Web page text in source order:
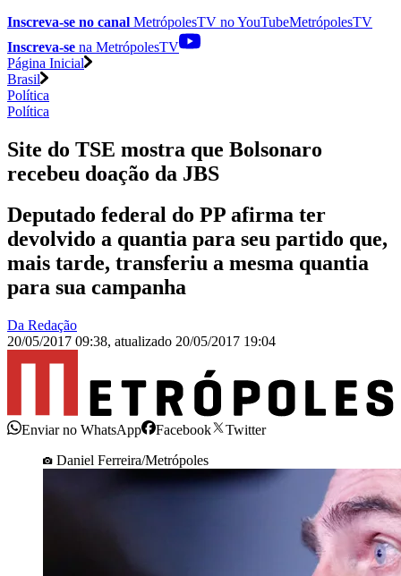
Inscreva-se no canal MetrópolesTV noYouTubeMetrópolesTV
Inscreva-se na MetrópolesTV
Página Inicial
Brasil
Política
Política
Site do TSE mostra que Bolsonaro
recebeu doação da JBS
Deputado federal do PP afirma ter
devolvido a quantia para seu partido que,
mais tarde, transferiu a mesma quantia
para sua campanha
Da Redação
20/05/2017 09:38, atualizado 20/05/2017 19:04
Enviar no WhatsApp Facebook
Twitter
Daniel Ferreira/Metrópoles